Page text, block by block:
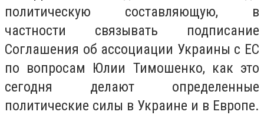
политическую составляющую, в
частности связывать подписание
Соглашения об ассоциации Украины с ЕС
по вопросам Юлии Тимошенко, как это
сегодня делают определенные
политические силы в Украине и в Европе.